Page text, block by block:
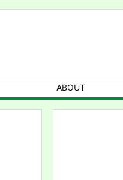
ABOUT